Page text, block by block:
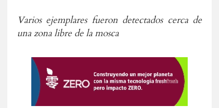
Varios ejemplares fueron detectados cerca de
una zona libre de la mosca